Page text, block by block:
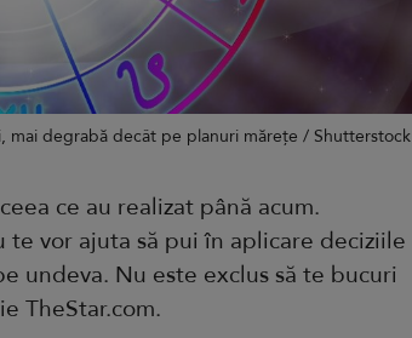
mai degrabă decât pe planuri mărețe / Shutterstock
ce au realizat până acum.
vor ajuta să pui în aplicare deciziile
undeva. Nu este exclus să te bucuri
TheStar.com.